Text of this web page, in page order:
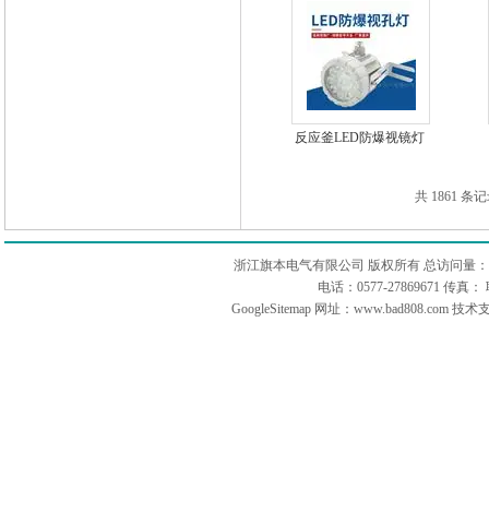
反应釜LED防爆视镜灯
共 1861 条
浙江旗本电气有限公司 版权所有 总访问量：
电话：0577-27869671 传真
GoogleSitemap 网址：www.bad808.com 技